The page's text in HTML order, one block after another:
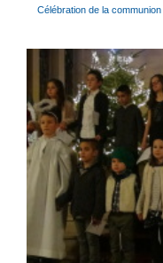
Célébration de la